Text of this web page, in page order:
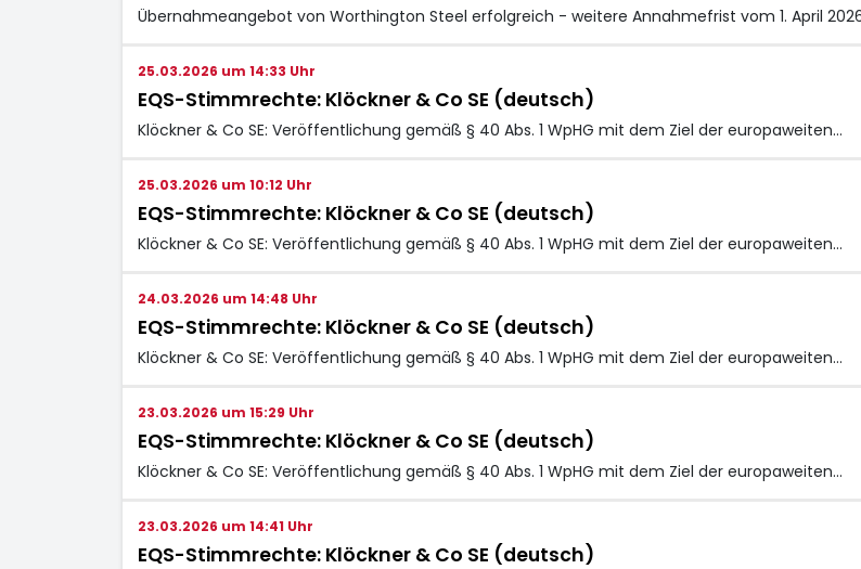
Übernahmeangebot von Worthington Steel erfolgreich - weitere Annahmefrist vom 1. April 2026
25.03.2026 um 14:33 Uhr
EQS-Stimmrechte: Klöckner & Co SE (deutsch)
Klöckner & Co SE: Veröffentlichung gemäß § 40 Abs. 1 WpHG mit dem Ziel der europaweiten…
25.03.2026 um 10:12 Uhr
EQS-Stimmrechte: Klöckner & Co SE (deutsch)
Klöckner & Co SE: Veröffentlichung gemäß § 40 Abs. 1 WpHG mit dem Ziel der europaweiten…
24.03.2026 um 14:48 Uhr
EQS-Stimmrechte: Klöckner & Co SE (deutsch)
Klöckner & Co SE: Veröffentlichung gemäß § 40 Abs. 1 WpHG mit dem Ziel der europaweiten…
23.03.2026 um 15:29 Uhr
EQS-Stimmrechte: Klöckner & Co SE (deutsch)
Klöckner & Co SE: Veröffentlichung gemäß § 40 Abs. 1 WpHG mit dem Ziel der europaweiten…
23.03.2026 um 14:41 Uhr
EQS-Stimmrechte: Klöckner & Co SE (deutsch)